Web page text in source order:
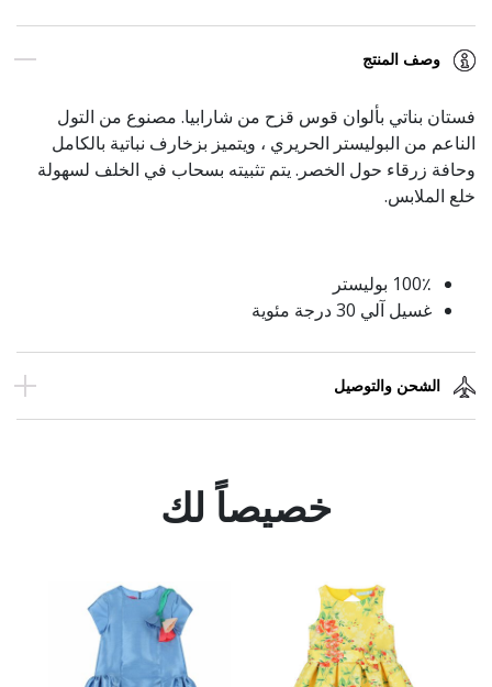
وصف المنتج
فستان بناتي بألوان قوس قزح من شارابيا. مصنوع من التول
الناعم من البوليستر الحريري ، ويتميز بزخارف نباتية بالكامل
وحافة زرقاء حول الخصر. يتم تثبيته بسحاب في الخلف لسهولة
خلع الملابس.
100٪ بوليستر
غسيل آلي 30 درجة مئوية
الشحن والتوصيل
خصيصاً لك